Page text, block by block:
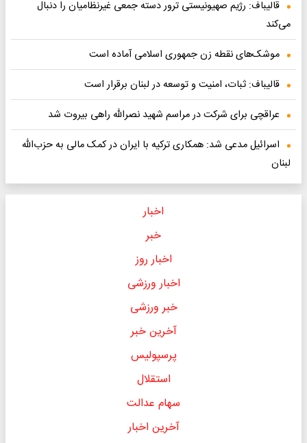
قالیباف: رژیم صهیونیستی ترور دسته جمعی غیرنظامیان را دنبال
می‌کند
موشک‌های نقطه زن جمهوری اسلامی آماده است
قالیباف: ثبات، امنیت و توسعه در لبنان برقرار است
عراقچی برای شرکت در مراسم شهید نصرالله راهی بیروت شد
اسرائیل مدعی شد: همکاری ترکیه با ایران در کمک مالی به حزب‌الله
لبنان
اخبار
خبر
اخبار روز
اخبار ورزشی
خبر ورزشی
آخرین خبر
پرسپولیس
استقلال
سهام عدالت
آخرین اخبار